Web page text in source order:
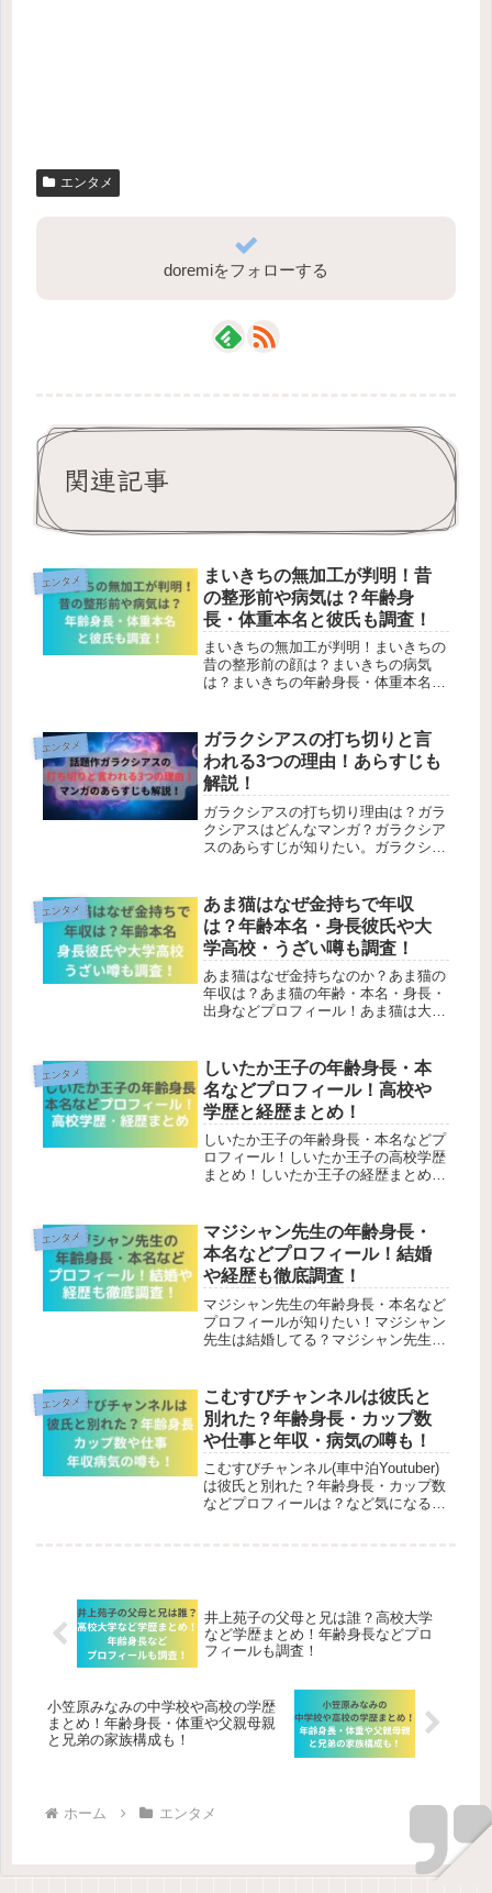
エンタメ
doremiをフォローする
関連記事
エンタメ
まいきちの無加工が判明！昔
の整形前や病気は？年齢身
長・体重本名と彼氏も調査！
まいきちの無加工が判明！まいきちの
昔の整形前の顔は？まいきちの病気
は？まいきちの年齢身長・体重本名な
記事では、まいきちの無加工が判明！
昔の整形前や病気は？年齢身長・体重
本名...
エンタメ
ガラクシアスの打ち切りと言
われる3つの理由！あらすじも
解説！
ガラクシアスの打ち切り理由は？ガラ
クシアスはどんなマンガ？ガラクシア
スのあらすじが知りたい。ガラクシア
アスの打ち切りと言われる3つの理
由！あらすじも解説していきます。ガ
ラク...
エンタメ
あま猫はなぜ金持ちで年収
は？年齢本名・身長彼氏や大
学高校・うざい噂も調査！
あま猫はなぜ金持ちなのか？あま猫の
年収は？あま猫の年齢・本名・身長・
出身などプロフィール！あま猫は大学
決しています。本記事では、あま猫は
なぜ金持ちで年収は？年齢本名・身長
彼...
エンタメ
しいたか王子の年齢身長・本
名などプロフィール！高校や
学歴と経歴まとめ！
しいたか王子の年齢身長・本名などプ
ロフィール！しいたか王子の高校学歴
まとめ！しいたか王子の経歴まとめ！
本名などプロフィール！高校学歴・経
歴まとめを徹底調査していきます。し
い...
エンタメ
マジシャン先生の年齢身長・
本名などプロフィール！結婚
や経歴も徹底調査！
マジシャン先生の年齢身長・本名など
プロフィールが知りたい！マジシャン
先生は結婚してる？マジシャン先生の
年齢身長・本名などプロフィール！結
婚や経歴も徹底調査していきます。マ
ジ...
エンタメ
こむすびチャンネルは彼氏と
別れた？年齢身長・カップ数
や仕事と年収・病気の噂も！
こむすびチャンネル(車中泊Youtuber)
は彼氏と別れた？年齢身長・カップ数
などプロフィールは？など気になる話
井上苑子の父母と兄は誰？高校大学
など学歴まとめ！年齢身長などプロ
フィールも調査！
小笠原みなみの中学校や高校の学歴
まとめ！年齢身長・体重や父親母親
と兄弟の家族構成も！
ホーム エンタメ